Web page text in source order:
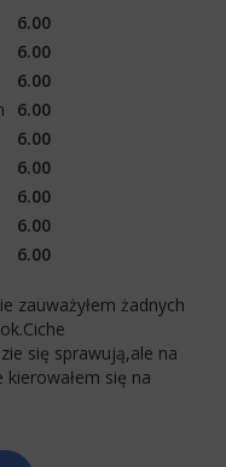
6.00
6.00
6.00
6.00
6.00
6.00
6.00
6.00
6.00
zauważyłem żadnych
się sprawują,ale na
się na